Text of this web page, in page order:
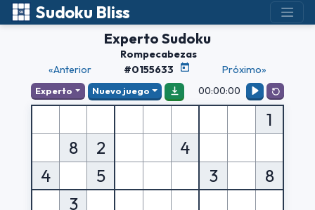
Sudoku Bliss
Experto Sudoku
«Anterior
Rompecabezas
#0155633
Próximo»
Experto Nuevo juego 00:00:00
1
8
2
4
4
5 3
8
3